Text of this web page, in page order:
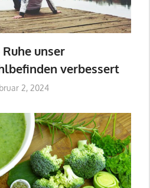
unser
verbessert
2, 2024